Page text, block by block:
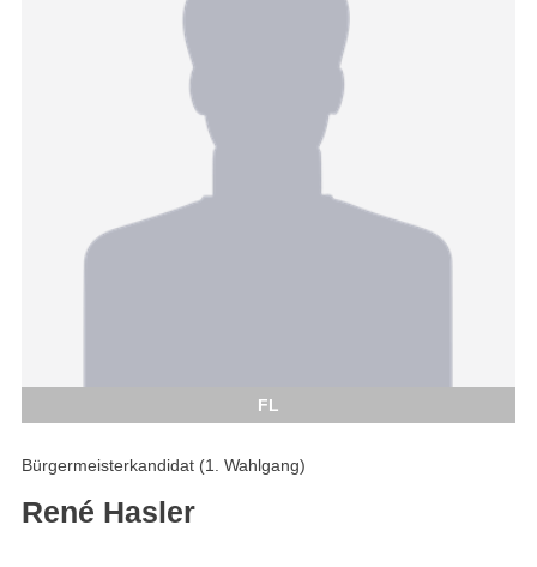
FL
Bürgermeisterkandidat (1. Wahlgang)
René Hasler